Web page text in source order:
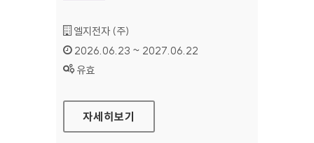
기관명 :
엘지전자 (주)
인증기간 :
2026.06.23 ~ 2027.06.22
상태 :
유효
LG CONTENT STORE
자세히보기